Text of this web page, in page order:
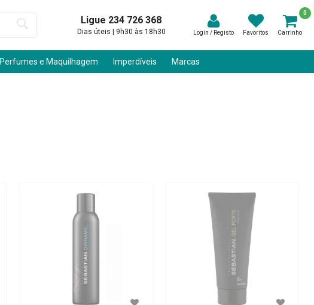
Ligue 234 726 368
Dias úteis | 9h30 às 18h30 Login / Registo Favoritos Carrinho
0
Perfumes e Maquilhagem Imperdíveis Marcas